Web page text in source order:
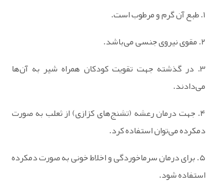
۱. طبع آن گرم و مرطوب است.
۲. مقوی نیروی جنسی می‌باشد.
۳. در گذشته جهت تقویت کودکان همراه شیر به آن‌ها
می‌دادند.
۴. جهت درمان رعشه (تشنج‌های کزازی) از ثعلب به صورت
دمکرده می‌توان استفاده کرد.
۵. برای درمان سرماخوردگی و اخلاط خونی به صورت دمکرده
استفاده شود.